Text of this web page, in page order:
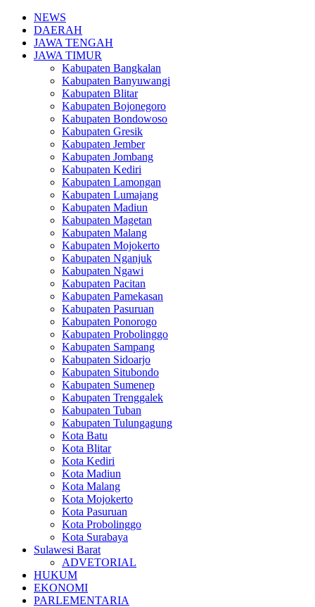
NEWS
DAERAH
JAWA TENGAH
JAWA TIMUR
Kabupaten Bangkalan
Kabupaten Banyuwangi
Kabupaten Blitar
Kabupaten Bojonegoro
Kabupaten Bondowoso
Kabupaten Gresik
Kabupaten Jember
Kabupaten Jombang
Kabupaten Kediri
Kabupaten Lamongan
Kabupaten Lumajang
Kabupaten Madiun
Kabupaten Magetan
Kabupaten Malang
Kabupaten Mojokerto
Kabupaten Nganjuk
Kabupaten Ngawi
Kabupaten Pacitan
Kabupaten Pamekasan
Kabupaten Pasuruan
Kabupaten Ponorogo
Kabupaten Probolinggo
Kabupaten Sampang
Kabupaten Sidoarjo
Kabupaten Situbondo
Kabupaten Sumenep
Kabupaten Trenggalek
Kabupaten Tuban
Kabupaten Tulungagung
Kota Batu
Kota Blitar
Kota Kediri
Kota Madiun
Kota Malang
Kota Mojokerto
Kota Pasuruan
Kota Probolinggo
Kota Surabaya
Sulawesi Barat
ADVETORIAL
HUKUM
EKONOMI
PARLEMENTARIA